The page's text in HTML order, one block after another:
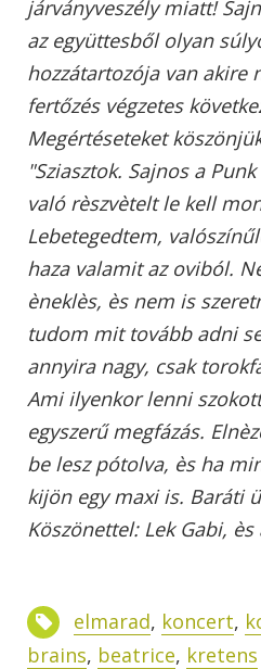
járványveszély miatt!
az együttesből olyan
hozzátartozója van akire
fertőzés végzetes
Megértéseteket
"Sziasztok. Sajnos a
való rèszvètelt le kell
Lebetegedtem,
haza valamit az oviból.
èneklès, ès nem is
tudom mit tovább adni
annyira nagy, csak
Ami ilyenkor lenni
egyszerű megfázás.
be lesz pótolva, ès ha
kijön egy maxi is. Baráti
Köszönettel: Lek Gabi,
elmarad, koncert,
brains, beatrice, kretens